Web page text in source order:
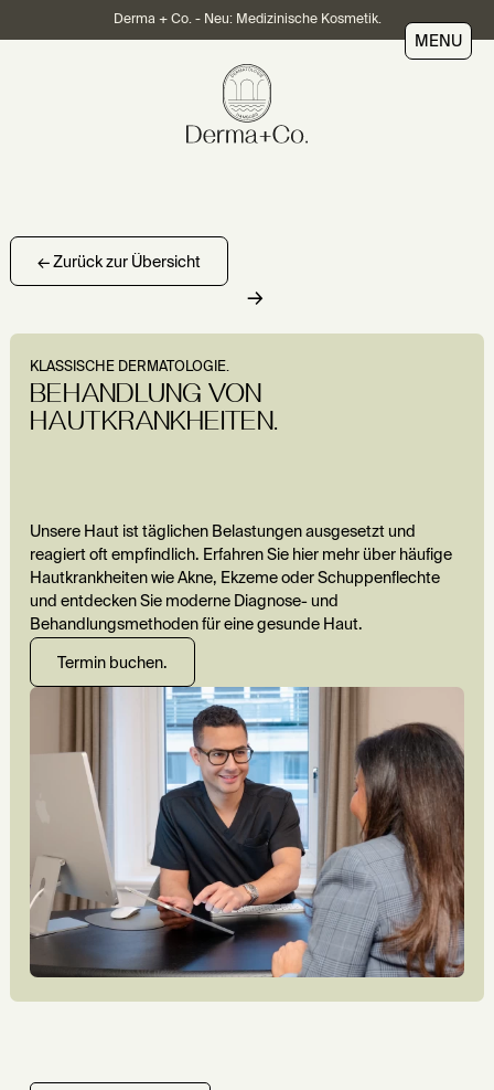
Derma + Co. - Neu: Medizinische Kosmetik.
MENU
← Zurück zur Übersicht
→
KLASSISCHE DERMATOLOGIE.
BEHANDLUNG VON
HAUTKRANKHEITEN.
Unsere Haut ist täglichen Belastungen ausgesetzt und
reagiert oft empfindlich. Erfahren Sie hier mehr über häufige
Hautkrankheiten wie Akne, Ekzeme oder Schuppenflechte
und entdecken Sie moderne Diagnose- und
Behandlungsmethoden für eine gesunde Haut.
Termin buchen.